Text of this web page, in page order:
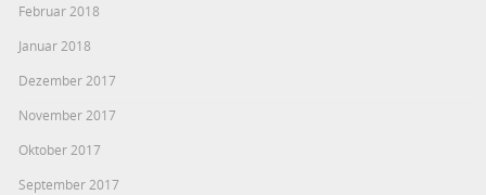
Februar 2018
Januar 2018
Dezember 2017
November 2017
Oktober 2017
September 2017